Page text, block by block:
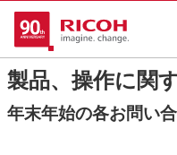
製品、操作に関
年末年始の各お問い